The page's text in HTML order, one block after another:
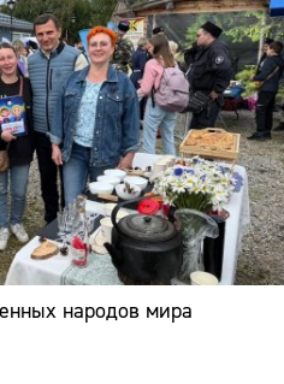
народов мира